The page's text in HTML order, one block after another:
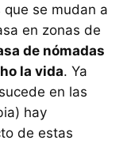
se mudan a
en zonas de
de nómadas
la vida. Ya
en las
hay
de estas